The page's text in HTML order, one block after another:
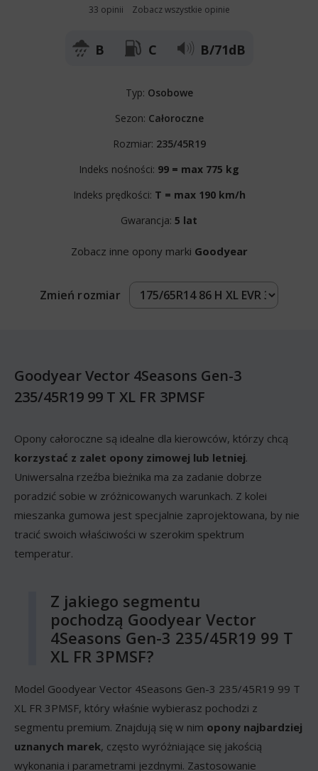
33 opinii Zobacz wszystkie opinie
B C B/71dB
Typ: Osobowe
Sezon: Całoroczne
Rozmiar: 235/45R19
Indeks nośności: 99 = max 775 kg
Indeks prędkości: T = max 190 km/h
Gwarancja: 5 lat
Zobacz inne opony marki Goodyear
Zmień rozmiar
Goodyear Vector 4Seasons Gen-3
235/45R19 99 T XL FR 3PMSF
Opony całoroczne są idealne dla kierowców, którzy chcą
korzystać z zalet opony zimowej lub letniej.
Uniwersalna rzeźba bieżnika ma za zadanie dobrze
poradzić sobie w zróżnicowanych warunkach. Z kolei
mieszanka gumowa jest specjalnie zaprojektowana, by nie
tracić swoich właściwości w szerokim spektrum
temperatur.
Z jakiego segmentu
pochodzą Goodyear Vector
4Seasons Gen-3 235/45R19 99 T
XL FR 3PMSF?
Model Goodyear Vector 4Seasons Gen-3 235/45R19 99 T
XL FR 3PMSF, który właśnie wybierasz pochodzi z
segmentu premium. Znajdują się w nim opony najbardziej
uznanych marek, często wyróżniające się jakością
wykonania i parametrami jezdnymi. Zastosowanie